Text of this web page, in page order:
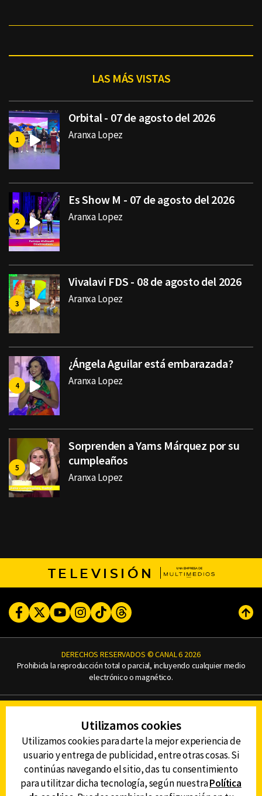
LAS MÁS VISTAS
Orbital - 07 de agosto del 2026
Aranxa Lopez
Es Show M - 07 de agosto del 2026
Aranxa Lopez
Vivalavi FDS - 08 de agosto del 2026
Aranxa Lopez
¿Ángela Aguilar está embarazada?
Aranxa Lopez
Sorprenden a Yams Márquez por su
cumpleaños
Aranxa Lopez
TELEVISIÓN
FacebookTwitterYoutubeInstagram
TikTokThreads
DERECHOS RESERVADOS © CANAL 6 2026
Prohibida la reproducción total o parcial, incluyendo cualquier medio
electrónico o magnético.
AVISO DE PRIVACIDAD
AVISO LEGAL
DEFENSORÍA DE LAS AUDIENCIAS
Utilizamos cookies
Utilizamos cookies para darte la mejor experiencia de
usuario y entrega de publicidad, entre otras cosas. Si
continúas navegando el sitio, das tu consentimiento
para utilitzar dicha tecnología, según nuestraPolítica